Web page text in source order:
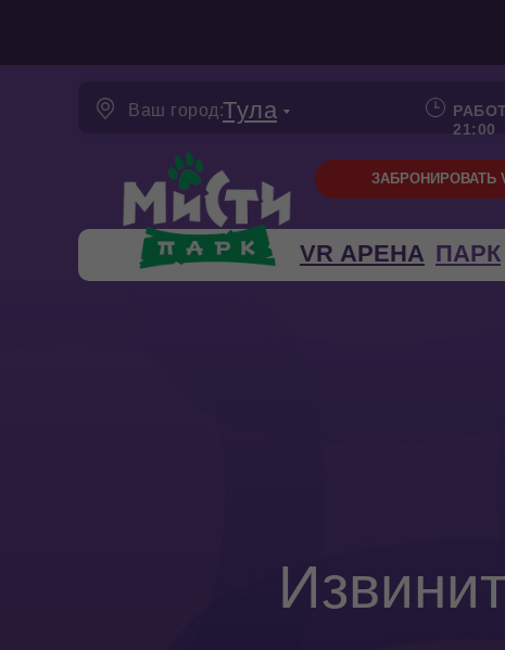
21:00
Ваш город:Тула
ПАРК
ЗАБРОНИРОВАТЬ
VR АРЕНА